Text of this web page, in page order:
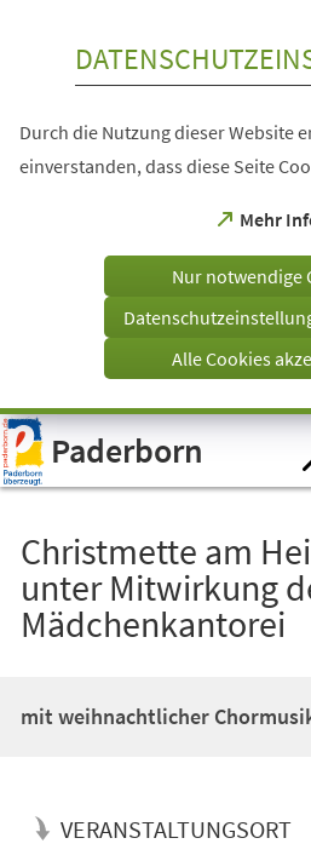
Visuelle
Assistenzsoftware
öffnen.
Durch die Nutzung dieser Website
einverstanden, dass diese Seite
Mehr
(Öffnet
einem
Tab)
Nur notwendige
Alle Cookies
Paderborn
Christmette am
unter Mitwirkung
Mädchenkantorei
mit weihnachtlicher
VERANSTALTUNGSORT